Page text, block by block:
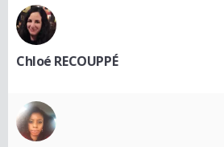
Chloé RECOUPPÉ